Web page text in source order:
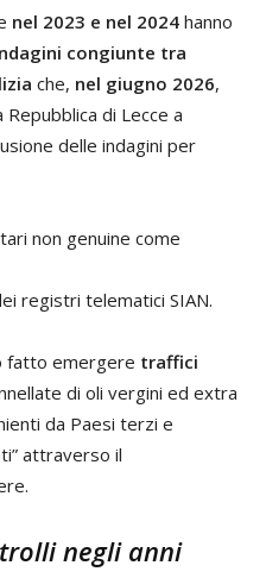
nel 2023 e nel 2024 hanno
congiunte tra
che, nel giugno 2026,
di Lecce a
delle indagini per
non genuine come
registri telematici SIAN.
fatto emergere traffici
di oli vergini ed extra
da Paesi terzi e
attraverso il
negli anni